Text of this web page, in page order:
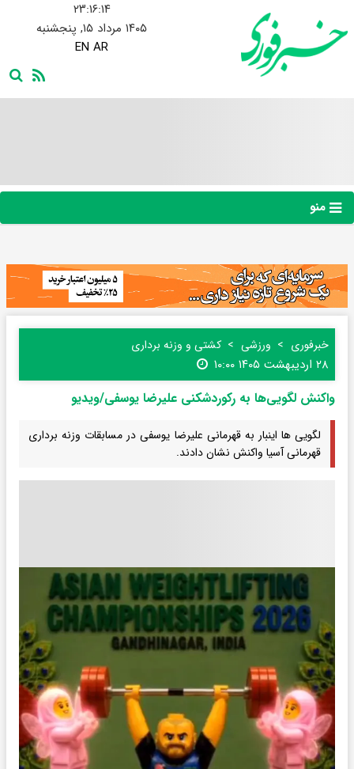
۲۳:۱۶:۱۵
۱۴۰۵ مرداد ۱۵, پنجشنبه
EN AR
منو
خبرفوری ورزشی کشتی و وزنه برداری
۲۸ اردیبهشت ۱۴۰۵ ۱۰:۰۰
واکنش لگویی‌ها به رکوردشکنی علیرضا یوسفی/ویدیو
لگویی ها اینبار به قهرمانی علیرضا یوسفی در مسابقات وزنه برداری
قهرمانی آسیا واکنش نشان دادند.